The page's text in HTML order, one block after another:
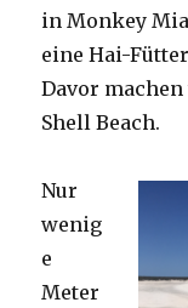
in Monkey
eine Hai-
Davor
Shell Beach.
Nur
wenig
e
Meter